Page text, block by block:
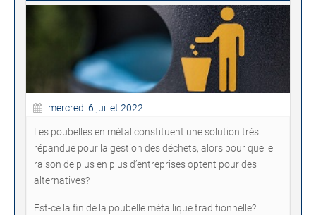
mercredi 6 juillet 2022
Les poubelles en métal constituent une solution très
répandue pour la gestion des déchets, alors pour quelle
raison de plus en plus d’entreprises optent pour des
alternatives?
Est-ce la fin de la poubelle métallique traditionnelle?